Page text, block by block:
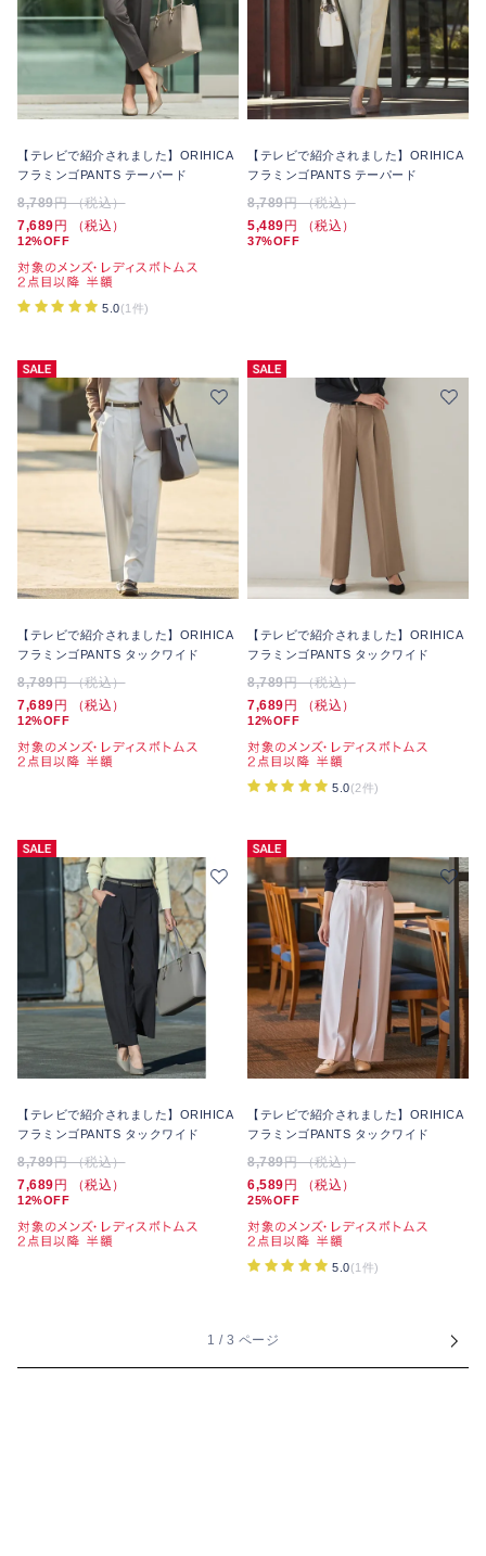
【テレビで紹介されました】ORIHICA
フラミンゴPANTS テーパード
8,789円 （税込）
7,689 円 （税込）
12%OFF
5.0(1件)
【テレビで紹介されました】ORIHICA
フラミンゴPANTS テーパード
8,789円 （税込）
5,489 円 （税込）
37%OFF
【テレビで紹介されました】ORIHICA
フラミンゴPANTS タックワイド
8,789円 （税込）
7,689 円 （税込）
12%OFF
【テレビで紹介されました】ORIHICA
フラミンゴPANTS タックワイド
8,789円 （税込）
7,689 円 （税込）
12%OFF
5.0(2件)
【テレビで紹介されました】ORIHICA
フラミンゴPANTS タックワイド
8,789円 （税込）
7,689 円 （税込）
12%OFF
【テレビで紹介されました】ORIHICA
フラミンゴPANTS タックワイド
8,789円 （税込）
6,589 円 （税込）
25%OFF
5.0(1件)
1 / 3 ページ